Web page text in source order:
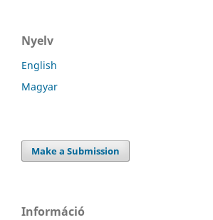
Nyelv
English
Magyar
Make a Submission
Információ